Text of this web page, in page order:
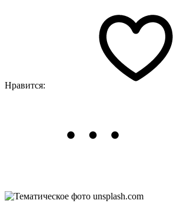
Нравится: